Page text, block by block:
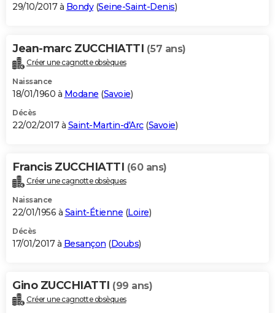
29/10/2017 à Bondy(Seine-Saint-Denis)
Jean-marc ZUCCHIATTI (57 ans)
Créer une cagnotte obsèques
Naissance
18/01/1960 à Modane (Savoie)
Décès
22/02/2017 à Saint-Martin-d'Arc(Savoie)
Francis ZUCCHIATTI (60 ans)
Créer une cagnotte obsèques
Naissance
22/01/1956 à Saint-Étienne (Loire)
Décès
17/01/2017 à Besançon (Doubs)
Gino ZUCCHIATTI (99 ans)
Créer une cagnotte obsèques